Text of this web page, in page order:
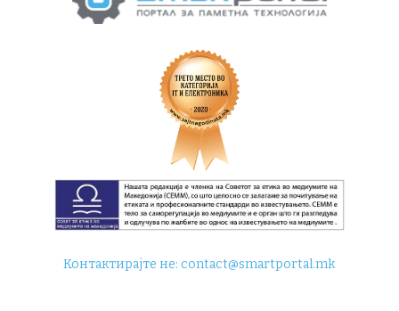
Контактирајте не:contact@smartportal.mk